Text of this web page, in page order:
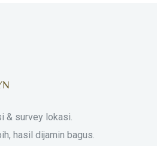
& survey lokasi.
hasil dijamin bagus.